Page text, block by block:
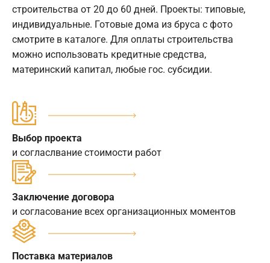
строительства от 20 до 60 дней. Проекты: типовые,
индивидуальные. Готовые дома из бруса с фото
смотрите в каталоге. Для оплаты строительства
можно использовать кредитные средства,
материнский капитал, любые гос. субсидии.
Выбор проекта
и согласлвание стоимости работ
Заключение договора
и согласование всех организационных моментов
Поставка материалов